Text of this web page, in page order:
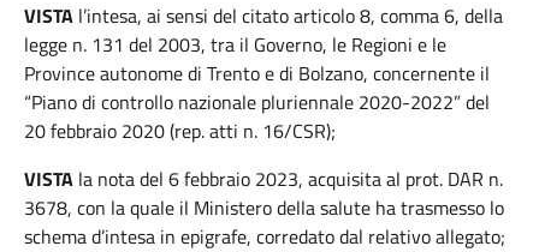
VISTA l’intesa, ai sensi del citato articolo 8, comma 6, della
legge n. 131 del 2003, tra il Governo, le Regioni e le
Province autonome di Trento e di Bolzano, concernente il
“Piano di controllo nazionale pluriennale 2020-2022” del
20 febbraio 2020 (rep. atti n. 16/CSR);
VISTA la nota del 6 febbraio 2023, acquisita al prot. DAR n.
3678, con la quale il Ministero della salute ha trasmesso lo
schema d’intesa in epigrafe, corredato dal relativo allegato;